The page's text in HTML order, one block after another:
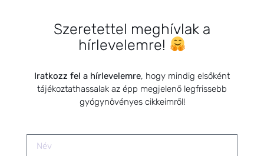
az alábbi nyilatkozatot:
Hozzájárulok, hogy az
Adatkezelési tájékoztatóban
A hírlevélről bármikor
Szeretettel meghívlak a
hírlevelemre!
Iratkozz fel a hírlevelemre, hogy mindig elsőként
tájékoztathassalak az épp megjelenő legfrissebb
gyógynövényes cikkeimről!